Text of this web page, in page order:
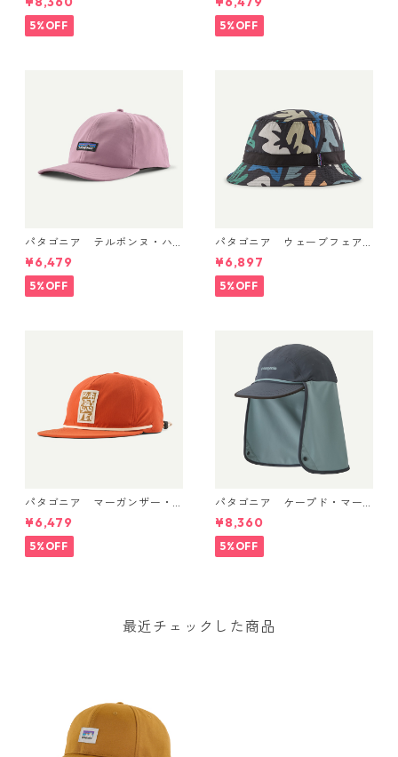
own 33570
5%OFF
Patagonia Terrebonne Hat
日本正規品 製品番号 33317
5%OFF
パタゴニア テルボンヌ・ハ
ット (カラー Light Violet) P
atagonia Terrebonne Hat 日
本正規品 製品番号 33317
¥6,479
5%OFF
パタゴニア ウェーブフェア
ラー・バケツ・ハット （カ
ラーKaleido: Black） Patago
nia Wavefarer™ Bucket Hat
¥6,897
5%OFF
パタゴニア マーガンザー・
ハット Mother Rays: Coal
Orange 33482
¥6,479
5%OFF
パタゴニア ケープド・マー
ガンザー・ハット Smolder
Blue 33570
¥8,360
5%OFF
最近チェックした商品